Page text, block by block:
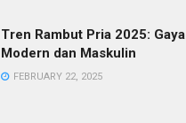
Tren Rambut Pria 2025: Gaya
Modern dan Maskulin
FEBRUARY 22, 2025